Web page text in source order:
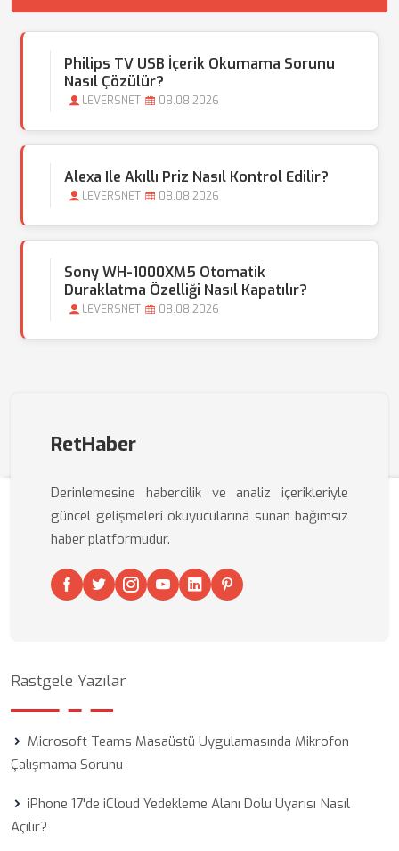
Philips TV USB İçerik Okumama Sorunu
Nasıl Çözülür?
LEVERSNET 08.08.2026
Alexa Ile Akıllı Priz Nasıl Kontrol Edilir?
LEVERSNET 08.08.2026
Sony WH-1000XM5 Otomatik
Duraklatma Özelliği Nasıl Kapatılır?
LEVERSNET 08.08.2026
RetHaber
Derinlemesine habercilik ve analiz içerikleriyle
güncel gelişmeleri okuyucularına sunan bağımsız
haber platformudur.
Rastgele Yazılar
Microsoft Teams Masaüstü Uygulamasında Mikrofon
Çalışmama Sorunu
iPhone 17'de iCloud Yedekleme Alanı Dolu Uyarısı Nasıl
Açılır?